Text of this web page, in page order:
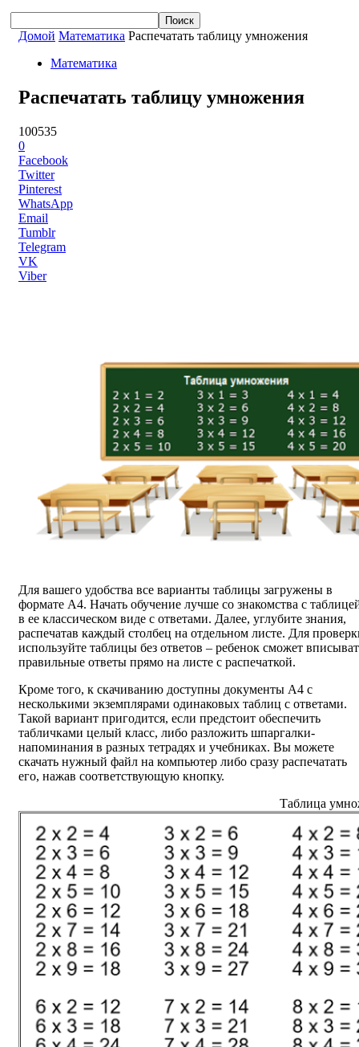
Домой Математика Распечатать таблицу умножения
Математика
Распечатать таблицу умножения
100535
0
Facebook
Twitter
Pinterest
WhatsApp
Email
Tumblr
Telegram
VK
Viber
Для вашего удобства все варианты таблицы загружены в
формате А4. Начать обучение лучше со знакомства с
в ее классическом виде с ответами. Далее, углубите знания,
распечатав каждый столбец на отдельном листе. Для
используйте таблицы без ответов – ребенок сможет
правильные ответы прямо на листе с распечаткой.
Кроме того, к скачиванию доступны документы А4 с
несколькими экземплярами одинаковых таблиц с ответами.
Такой вариант пригодится, если предстоит обеспечить
табличками целый класс, либо разложить шпаргалки-
напоминания в разных тетрадях и учебниках. Вы можете
скачать нужный файл на компьютер либо сразу распечатать
его, нажав соответствующую кнопку.
Таблица